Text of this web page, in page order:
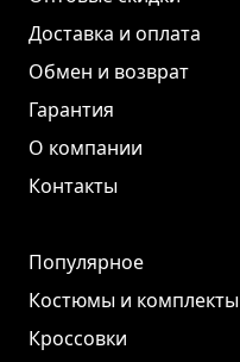
Доставка и оплата
Обмен и возврат
Гарантия
О компании
Контакты
Популярное
Костюмы и комплекты
Кроссовки